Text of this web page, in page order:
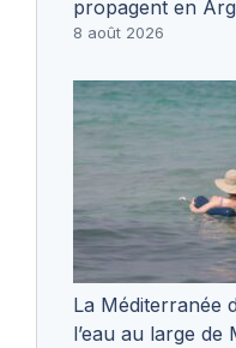
propagent en
8 août 2026
La Méditerranée
l’eau au large de